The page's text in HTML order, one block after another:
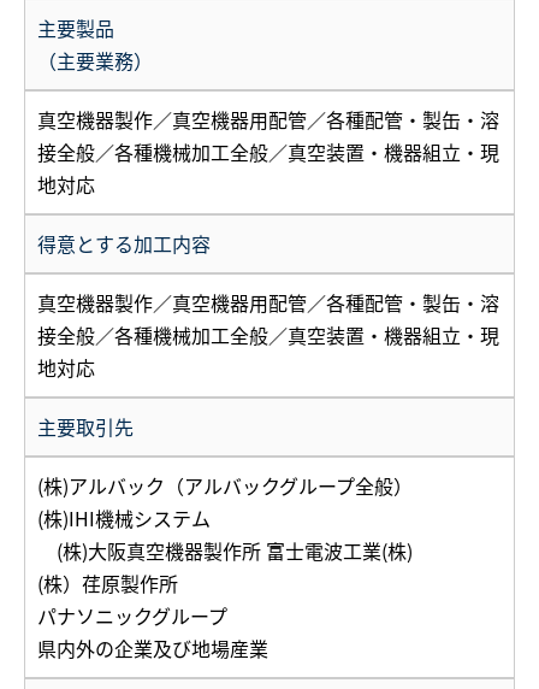
主要製品
（主要業務）
真空機器製作／真空機器用配管／各種配管・製缶・溶
接全般／各種機械加工全般／真空装置・機器組立・現
地対応
得意とする加工内容
真空機器製作／真空機器用配管／各種配管・製缶・溶
接全般／各種機械加工全般／真空装置・機器組立・現
地対応
主要取引先
(株)アルバック（アルバックグループ全般）
(株)IHI機械システム
(株)大阪真空機器製作所 富士電波工業(株)
(株）荏原製作所
パナソニックグループ
県内外の企業及び地場産業